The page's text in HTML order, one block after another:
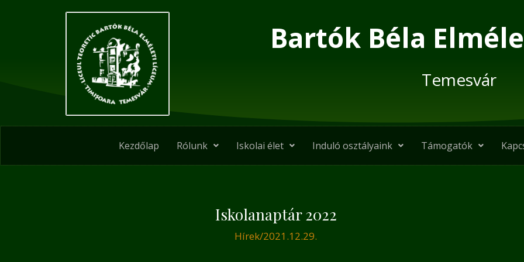
Bartók Béla
Temesvár
Kezdőlap Rólunk Iskolai élet Induló osztályaink Támogatók
Iskolanaptár 2022
Hírek/2021.12.29.